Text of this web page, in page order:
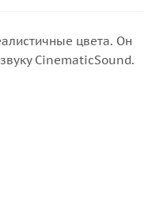
цвета. Он
CinematicSound.